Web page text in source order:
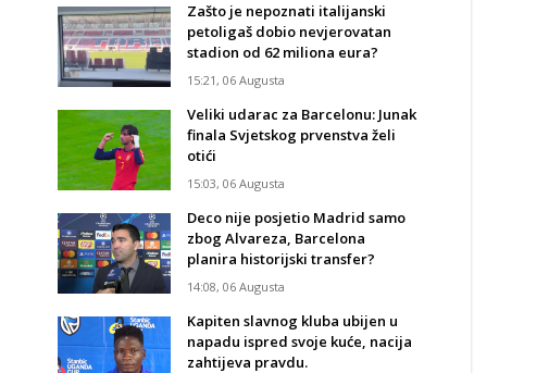
Zašto je nepoznati italijanski
petoligaš dobio nevjerovatan
stadion od 62 miliona eura?
15:21, 06 Augusta
Veliki udarac za Barcelonu: Junak
finala Svjetskog prvenstva želi
otići
15:03, 06 Augusta
Deco nije posjetio Madrid samo
zbog Alvareza, Barcelona
planira historijski transfer?
14:08, 06 Augusta
Kapiten slavnog kluba ubijen u
napadu ispred svoje kuće, nacija
zahtijeva pravdu.